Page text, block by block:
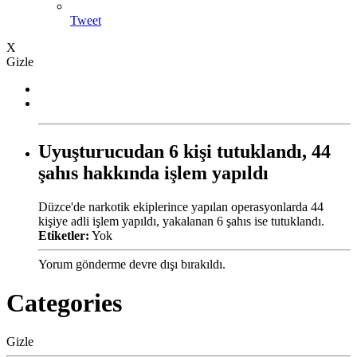
Tweet
X
Gizle
Uyuşturucudan 6 kişi tutuklandı, 44
şahıs hakkında işlem yapıldı
Düzce'de narkotik ekiplerince yapılan operasyonlarda 44
kişiye adli işlem yapıldı, yakalanan 6 şahıs ise tutuklandı.
Etiketler: Yok
Yorum gönderme devre dışı bırakıldı.
Categories
Gizle